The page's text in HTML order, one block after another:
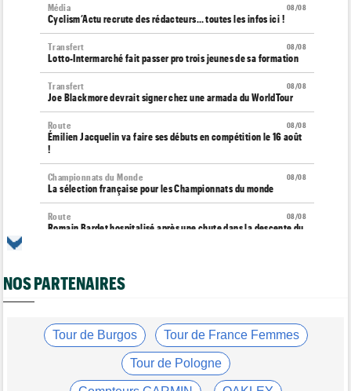
08/08
Média
Cyclism’Actu recrute des rédacteurs… toutes les infos ici !
08/08
Transfert
Lotto-Intermarché fait passer pro trois jeunes de sa formation
08/08
Transfert
Joe Blackmore devrait signer chez une armada du WorldTour
08/08
Route
Émilien Jacquelin va faire ses débuts en compétition le 16 août
!
08/08
Championnats du Monde
La sélection française pour les Championnats du monde
08/08
Route
Romain Bardet hospitalisé après une chute dans la descente du
Kasia Niewiadoma, "furieuse" : "Célia Gery m'a bloquée..."
08/08
Tour de France Femmes
Lilan Calmejane: "Pourquoi PFP nous raconte des salades ?"
Tour de France Femmes
NOS PARTENAIRES
Tour de Burgos Tour de France Femmes
Tour de Pologne